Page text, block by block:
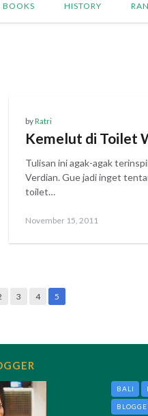
BOOKS HISTORY
byRatri
Kemelut di Toilet
Tulisan ini agak-agak
Verdian. Gue jadi inget
toilet…
Posted
November 15, 2011
3 4 5
BALI